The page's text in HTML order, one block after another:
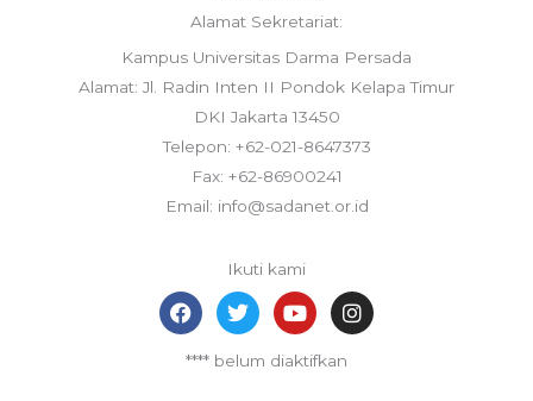
Alamat Sekretariat:
Kampus Universitas Darma Persada
Alamat: Jl. Radin Inten II Pondok Kelapa Timur
DKI Jakarta 13450
Telepon: +62-021-8647373
Fax: +62-86900241
Email: info@sadanet.or.id
Ikuti kami
F
a
e
T
w
t
Y
o
t
I
n
**** belum diaktifkan